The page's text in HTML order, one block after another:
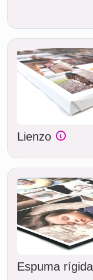
Lienzo
Espuma rígida